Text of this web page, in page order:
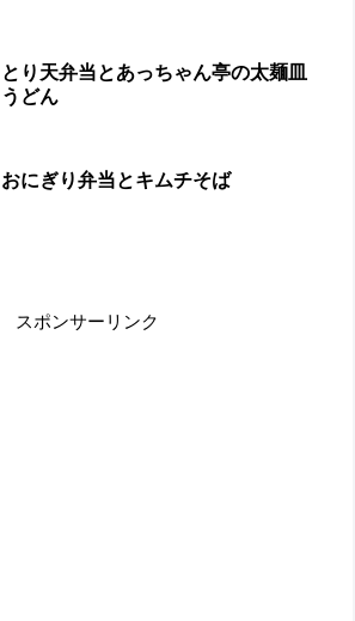
とり天弁当とあっちゃん亭の太麺皿
うどん
おにぎり弁当とキムチそば
スポンサーリンク